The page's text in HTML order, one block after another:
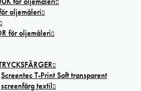
oljemåleri
för oljemåleri
Screentec T-Print Soft transparent
screenfärg textil